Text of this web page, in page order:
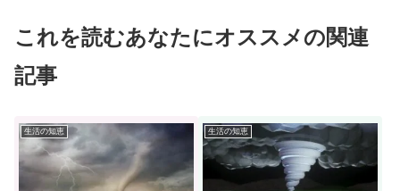
これを読むあなたにオススメの関連
記事
生活の知恵 生活の知恵